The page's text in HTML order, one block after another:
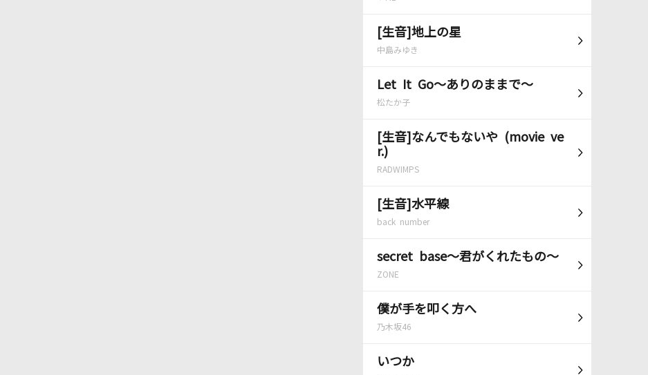
[生音]地上の星
中島みゆき
Let It Go～ありのままで～
松たか子
[生音]なんでもないや (movie ve
r.)
RADWIMPS
[生音]水平線
back number
secret base～君がくれたもの～
ZONE
僕が手を叩く方へ
乃木坂46
いつか